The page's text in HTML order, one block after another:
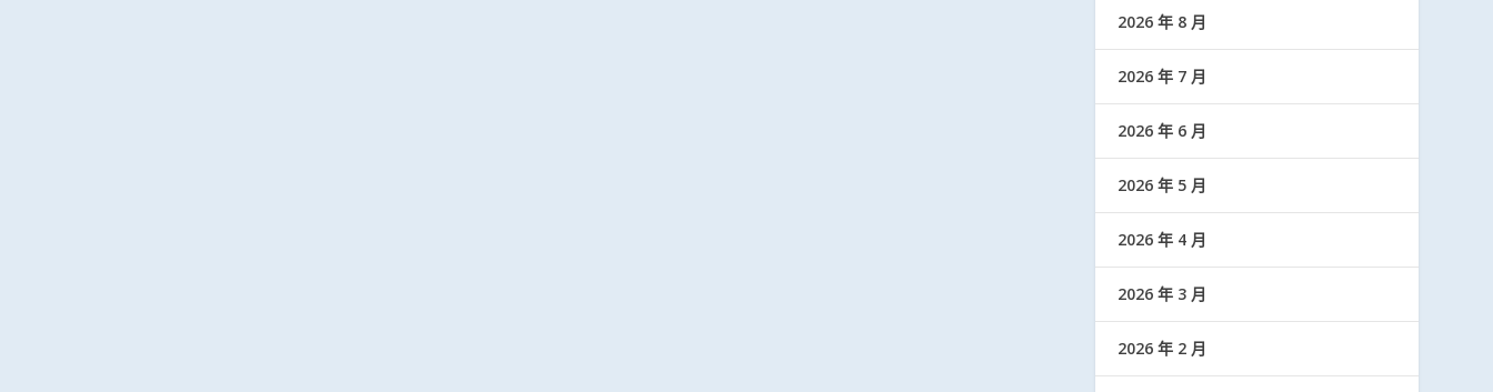
2026 年 8 月
2026 年 7 月
2026 年 6 月
2026 年 5 月
2026 年 4 月
2026 年 3 月
2026 年 2 月